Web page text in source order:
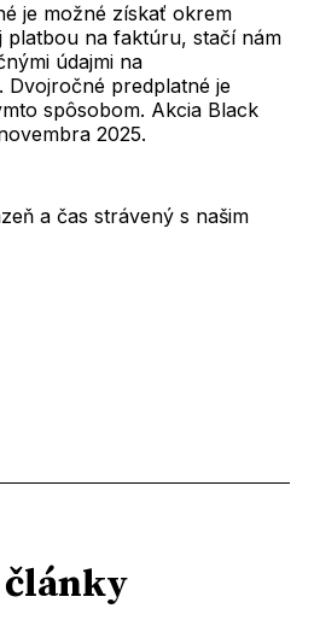
je možné získať okrem
platbou na faktúru, stačí nám
údajmi na
. Dvojročné predplatné je
spôsobom. Akcia Black
2025.
a čas strávený s našim
články